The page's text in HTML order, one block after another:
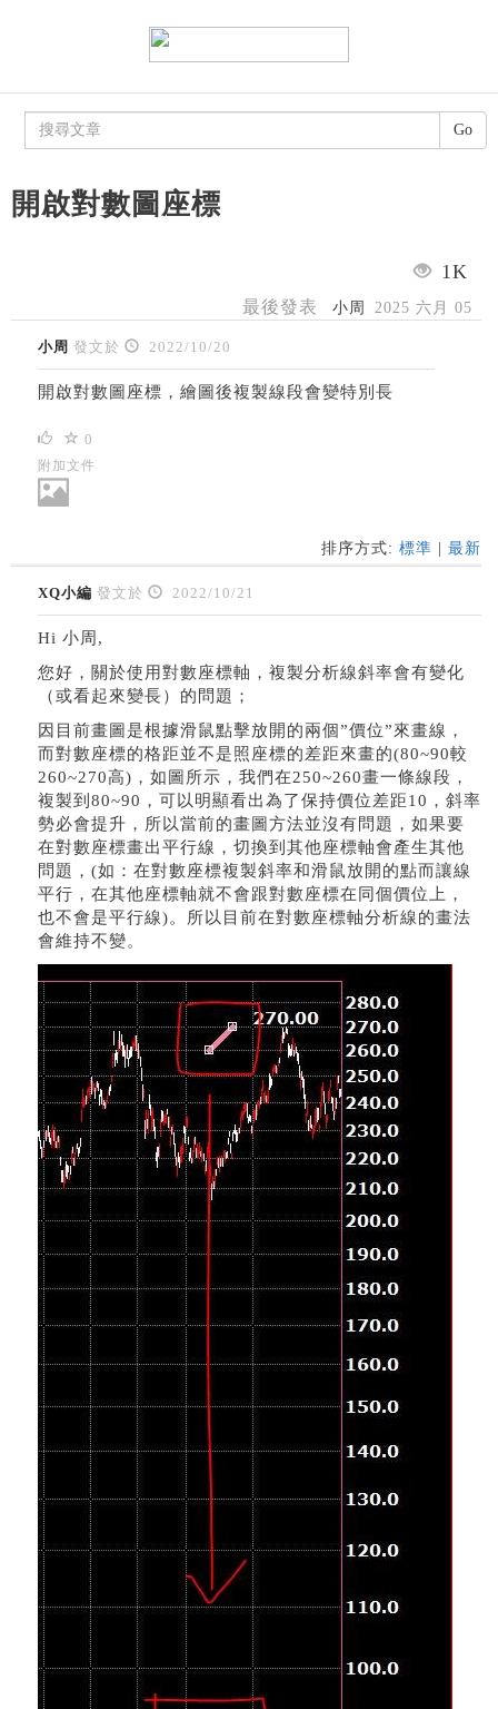
開啟對數圖座標
1K
最後發表 小周 2025 六月 05
小周 發文於 2022/10/20
開啟對數圖座標，繪圖後複製線段會變特別長
0
附加文件
排序方式: 標準 最新
XQ小編 發文於 2022/10/21
Hi 小周,
您好，關於使用對數座標軸，複製分析線斜率會有變化
（或看起來變長）的問題；
因目前畫圖是根據滑鼠點擊放開的兩個”價位”來畫線，
而對數座標的格距並不是照座標的差距來畫的(80~90較
260~270高)，如圖所示，我們在250~260畫一條線段，
複製到80~90，可以明顯看出為了保持價位差距10，斜率
勢必會提升，所以當前的畫圖方法並沒有問題，如果要
在對數座標畫出平行線，切換到其他座標軸會產生其他
問題，(如：在對數座標複製斜率和滑鼠放開的點而讓線
平行，在其他座標軸就不會跟對數座標在同個價位上，
也不會是平行線)。所以目前在對數座標軸分析線的畫法
會維持不變。
Go